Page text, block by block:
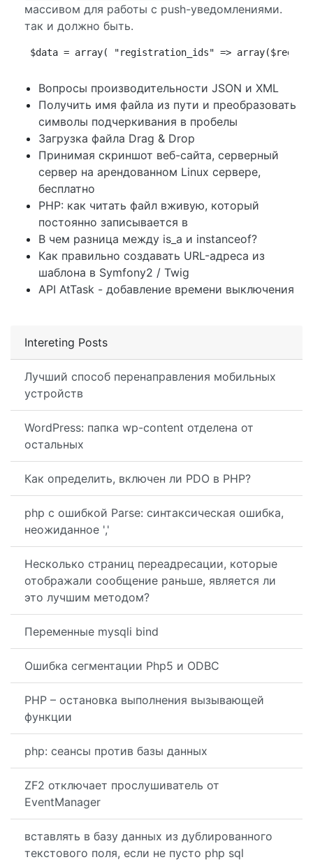
Intereting Posts
Лучший способ перенаправления мобильных
устройств
WordPress: папка wp-content отделена от
остальных
Как определить, включен ли PDO в PHP?
php с ошибкой Parse: синтаксическая ошибка,
неожиданное ','
Несколько страниц переадресации, которые
отображали сообщение раньше, является ли
это лучшим методом?
Переменные mysqli bind
Ошибка сегментации Php5 и ODBC
PHP – остановка выполнения вызывающей
функции
php: сеансы против базы данных
ZF2 отключает прослушиватель от
EventManager
вставлять в базу данных из дублированного
текстового поля, если не пусто php sql
массивом для работы с push-уведомлениями.
так и должно быть.
$data = array( "registration_ids" =>
Вопросы производительности JSON и XML
Получить имя файла из пути и преобразовать
символы подчеркивания в пробелы
Загрузка файла Drag & Drop
Принимая скриншот веб-сайта, серверный
сервер на арендованном Linux сервере,
бесплатно
PHP: как читать файл вживую, который
постоянно записывается в
В чем разница между is_a и instanceof?
Как правильно создавать URL-адреса из
шаблона в Symfony2 / Twig
API AtTask - добавление времени выключения